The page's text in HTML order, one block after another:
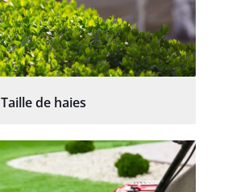
Taille de haies